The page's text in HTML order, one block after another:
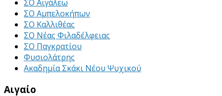
ΣΟ Αιγάλεω
ΣΟ Αμπελοκήπων
ΣΟ Καλλιθέας
ΣΟ Νέας Φιλαδέλφειας
ΣΟ Παγκρατίου
Φυσιολάτρης
Ακαδημία Σκάκι Νέου Ψυχικού
Αιγαίο